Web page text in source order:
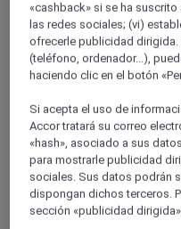
«cashback» si se ha
las redes sociales; (vi)
ofrecerle publicidad dirigida.
(teléfono, ordenador...),
haciendo clic en el botón
Si acepta el uso de
Accor tratará su correo
«hash», asociado a sus
para mostrarle publicidad
sociales. Sus datos podrán
dispongan dichos terceros.
sección «publicidad